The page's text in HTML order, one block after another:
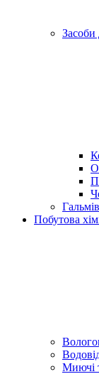
Побутова
Миючі